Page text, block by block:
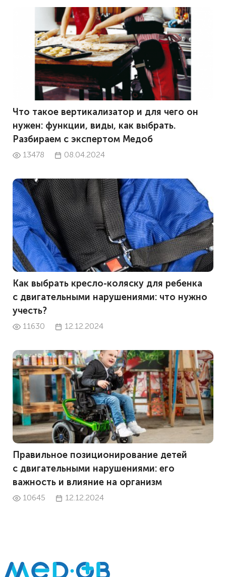
Что такое вертикализатор и для чего он
нужен: функции, виды, как выбрать.
Разбираем с экспертом Медоб
13478 08.04.2024
Как выбрать кресло-коляску для ребенка
с двигательными нарушениями: что нужно
учесть?
11630 12.12.2024
Правильное позиционирование детей
с двигательными нарушениями: его
важность и влияние на организм
10645 12.12.2024